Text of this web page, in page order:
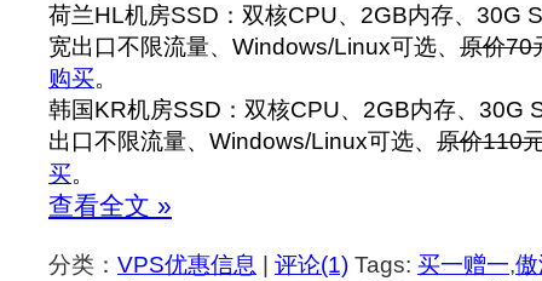
荷兰HL机房SSD：双核CPU、2GB内存、30G
宽出口不限流量、Windows/Linux可选、 原价70
购买。
韩国KR机房SSD：双核CPU、2GB内存、30G
出口不限流量、Windows/Linux可选、 原价110
买。
查看全文 »
分类： VPS优惠信息 评论(1) Tags: 买一赠一,